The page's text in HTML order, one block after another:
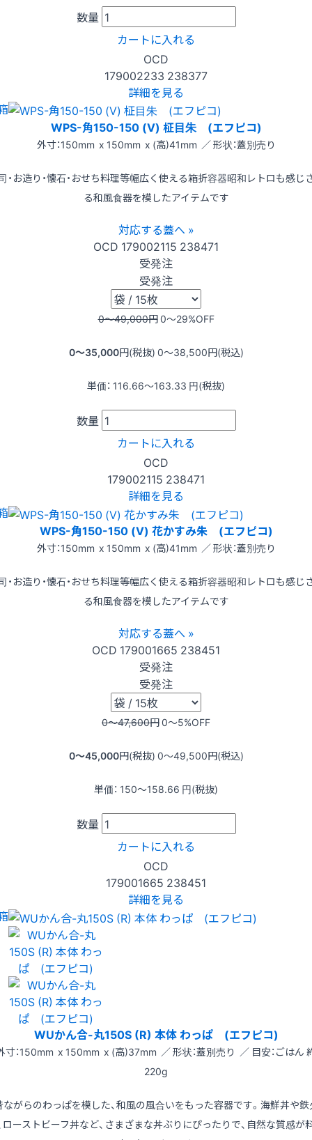
数量
カートに入れる
OCD
179002233 238377
詳細を見る
WPS-角150-150 (V) 柾目朱 (エフピコ)
外寸：150mm x 150mm x (高)41mm ／ 形状：蓋別売り
・お造り・懐石・おせち料理等幅広く使える箱折容器昭和レトロも感じ
る和風食器を模したアイテムです
対応する蓋へ »
OCD 179002115 238471
受発注
受発注
0〜49,000円0〜29%OFF
0〜35,000円(税抜) 0〜38,500円(税込)
単価： 116.66〜163.33 円(税抜)
数量
カートに入れる
OCD
179002115 238471
詳細を見る
WPS-角150-150 (V) 花かすみ朱 (エフピコ)
外寸：150mm x 150mm x (高)41mm ／ 形状：蓋別売り
・お造り・懐石・おせち料理等幅広く使える箱折容器昭和レトロも感じ
る和風食器を模したアイテムです
対応する蓋へ »
OCD 179001665 238451
受発注
受発注
0〜47,600円0〜5%OFF
0〜45,000円(税抜) 0〜49,500円(税込)
単価： 150〜158.66 円(税抜)
数量
カートに入れる
OCD
179001665 238451
詳細を見る
WUかん合-丸150S (R) 本体 わっぱ (エフピコ)
寸：150mm x 150mm x (高)37mm ／ 形状：蓋別売り ／ 目安：ごはん
220g
ながらのわっぱを模した、和風の風合いをもった容器です。海鮮丼や鉄
ローストビーフ丼など、さまざまな丼ぶりにぴったりで、自然な質感が